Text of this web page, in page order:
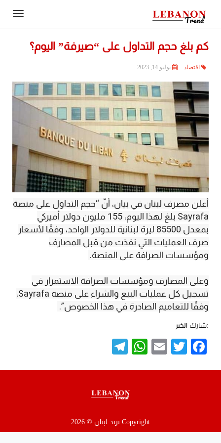
كم بلغ حجم التداول على “صيرفة” اليوم؟
اقتصاد يوليو 14, 2023
أعلن مصرف لبنان في بيان، أنّ “حجم التداول على منصة
Sayrafa بلغ لهذا اليوم، 155 مليون دولار أميركي
بمعدل 85500 ليرة لبنانية للدولار الواحد، وفقًا لأسعار
صرف العمليات التي نفذت من قبل المصارف
ومؤسسات الصرافة على المنصة.
وعلى المصارف ومؤسسات الصرافة الاستمرار في
تسجيل كل عمليات البيع والشراء على منصة Sayrafa،
وفقًا للتعاميم الصادرة في هذا الخصوص”.
:شارك الخبر
Facebook
Twitter
Email
WhatsApp
Copyright ترند لبنان © 2026
Contact
Us